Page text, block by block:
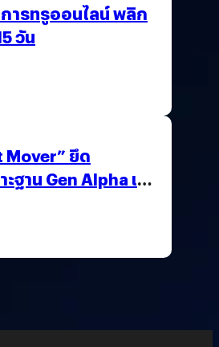
ารทรูออนไลน์ พลิก
วัน
Mover” ยึด
ฐาน Gen Alpha เมื่อ